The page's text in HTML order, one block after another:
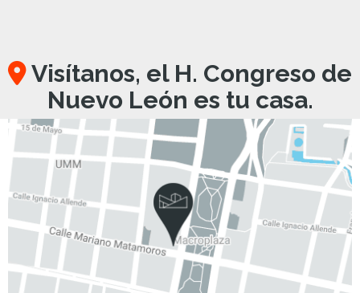
Visítanos, el H. Congreso de
Nuevo León es tu casa.